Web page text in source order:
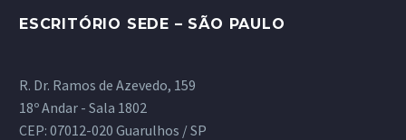
ESCRITÓRIO SEDE – SÃO PAULO
R. Dr. Ramos de Azevedo, 159
18º Andar - Sala 1802
CEP: 07012-020 Guarulhos / SP